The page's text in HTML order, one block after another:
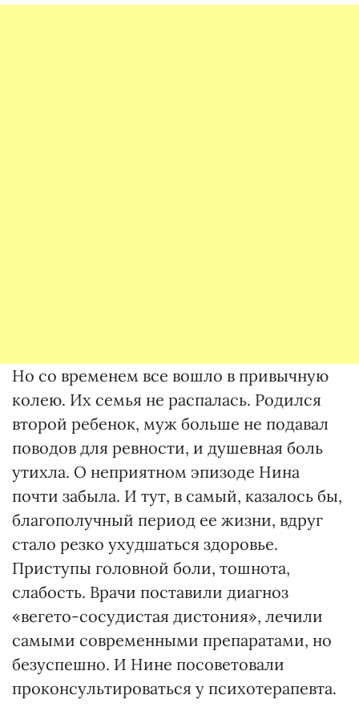
Но со временем все вошло в привычную
колею. Их семья не распалась. Родился
второй ребенок, муж больше не подавал
поводов для ревности, и душевная боль
утихла. О неприятном эпизоде Нина
почти забыла. И тут, в самый, казалось бы,
благополучный период ее жизни, вдруг
стало резко ухудшаться здоровье.
Приступы головной боли, тошнота,
слабость. Врачи поставили диагноз
«вегето-сосудистая дистония», лечили
самыми современными препаратами, но
безуспешно. И Нине посоветовали
проконсультироваться у психотерапевта.